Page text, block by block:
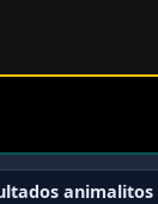
animalitos